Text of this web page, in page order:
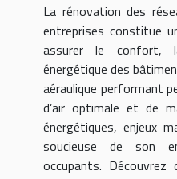
La rénovation des
entreprises constitue
assurer le confort,
énergétique des
aéraulique performant
d’air optimale et de
énergétiques, enjeux
soucieuse de son
occupants.